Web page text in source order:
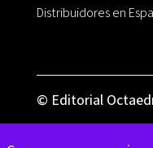
Distribuidores en
© Editorial